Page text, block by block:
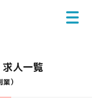
人一覧
）